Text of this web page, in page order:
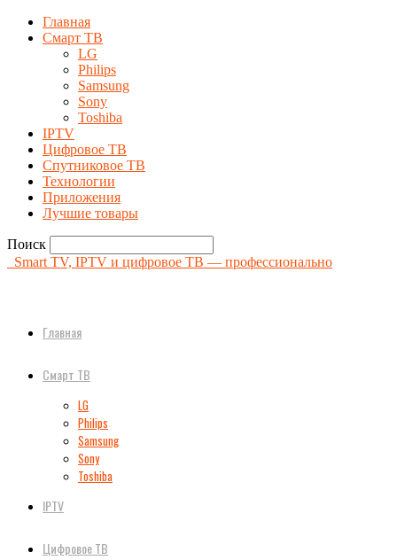
Главная
Смарт ТВ
LG
Philips
Samsung
Sony
Toshiba
IPTV
Цифровое ТВ
Спутниковое ТВ
Технологии
Приложения
Лучшие товары
Поиск
Smart TV, IPTV и цифровое ТВ — профессионально
Главная
Смарт ТВ
LG
Philips
Samsung
Sony
Toshiba
IPTV
Цифровое ТВ